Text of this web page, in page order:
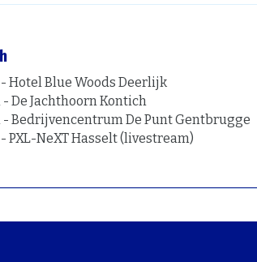
- Hotel Blue Woods Deerlijk
- De Jachthoorn Kontich
- Bedrijvencentrum De Punt Gentbrugge
PXL-NeXT Hasselt (livestream)